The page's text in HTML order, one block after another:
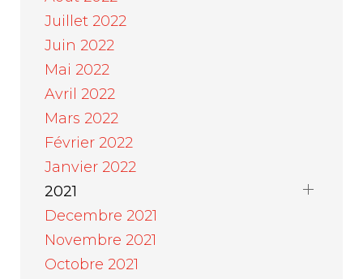
Juillet 2022
Juin 2022
Mai 2022
Avril 2022
Mars 2022
Février 2022
Janvier 2022
2021
Decembre 2021
Novembre 2021
Octobre 2021